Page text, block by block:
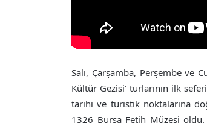
Salı, Çarşamba, Perşembe ve
Kültür Gezisi’ turlarının ilk
tarihi ve turistik noktalarına
1326 Bursa Fetih Müzesi oldu.